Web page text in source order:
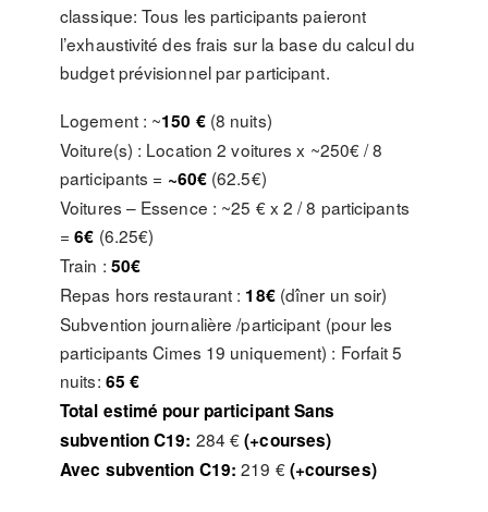
classique: Tous les participants paieront
l’exhaustivité des frais sur la base du calcul du
budget prévisionnel par participant.
Logement : ~150 €(8 nuits)
Voiture(s) : Location 2 voitures x ~250€ / 8
participants = ~60€(62.5€)
Voitures – Essence : ~25 € x 2 / 8 participants
=6€ (6.25€)
Train : 50€
Repas hors restaurant : 18€(dîner un soir)
Subvention journalière /participant (pour les
participants Cimes 19 uniquement) : Forfait 5
nuits: 65 €
Total estimé pour participant Sans
subvention C19: 284 €(+courses)
Avec subvention C19: 219 €(+courses)